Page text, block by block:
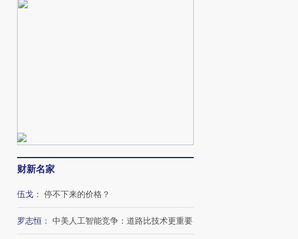
财新名家
伍戈 ： 停不下来的价格？
罗志恒 ： 中美人工智能竞争：道路比技术更重要